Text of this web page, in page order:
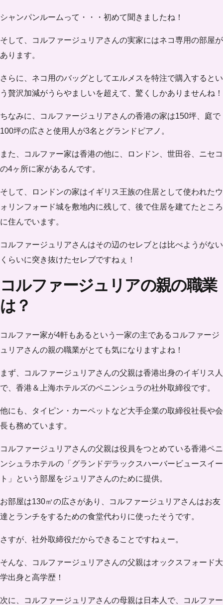
シャンパンルームって・・・初めて聞きましたね！
そして、コルファージュリアさんの実家にはネコ専用の部屋が
あります。
さらに、ネコ用のバッグとしてエルメスを特注で購入するとい
う贅沢加減がうらやましいを超えて、驚くしかありませんね！
ちなみに、コルファージュリアさんの香港の家は150坪、庭で
100坪の広さと使用人が3名とグランドピアノ。
また、コルファー家は香港の他に、
ロンドン、世田谷、ニセコ
の4ヶ所に家があるんです。
そして、ロンドンの家はイギリス王族の住居として使われたウ
ォリンフォード城を敷地内に残して、後で住居を建てたところ
に住んでいます。
コルファージュリアさんはその辺のセレブとは比べようがない
くらいに突き抜けたセレブですねぇ！
コルファージュリアの親の職業
は？
コルファー家が4軒もあるという一家の主であるコルファージ
ュリアさんの親の職業がとても気になりますよね！
まず、コルファージュリアさんの父親は香港出身のイギリス人
で、香港＆上海ホテルズのペニンシュラの社外取締役です。
他にも、タイピン・カーペットなど大手企業の取締役社長や会
長も務めています。
コルファージュリアさんの父親は役員をつとめている香港ペニ
ンシュラホテルの「グランドデラックスハーバービュースイー
ト」という部屋をジュリアさんのために提供。
お部屋は130㎡の広さがあり、コルファージュリアさんはお友
達とランチをするための食堂代わりに使ったそうです。
さすが、社外取締役だからできることですねぇー。
そんな、コルファージュリアさんの父親はオックスフォード大
学出身と高学歴！
次に、コルファージュリアさんの母親は日本人で、コルファー